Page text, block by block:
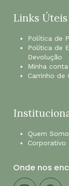
Links Úteis
Política de
Política de
Devolução
Minha conta
Carrinho de
Quem
Corporativo
Onde nos